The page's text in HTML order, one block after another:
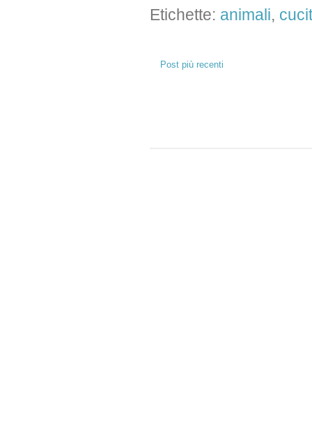
Etichette: animali,
Post più recenti